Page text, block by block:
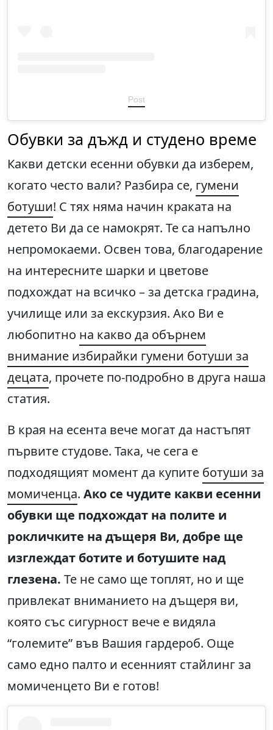
Post
Обувки за дъжд и студено време
Какви детски есенни обувки да изберем,
когато често вали? Разбира се, гумени
ботуши! С тях няма начин краката на
детето Ви да се намокрят. Те са напълно
непромокаеми. Освен това, благодарение
на интересните шарки и цветове
подхождат на всичко – за детска градина,
училище или за екскурзия. Ако Ви е
любопитно на какво да обърнем
внимание избирайки гумени ботуши за
децата, прочете по-подробно в друга наша
статия.
В края на есента вече могат да настъпят
първите студове. Така, че сега е
подходящият момент да купите ботуши за
момиченца. Ако се чудите какви есенни
обувки ще подхождат на полите и
рокличките на дъщеря Ви, добре ще
изглеждат ботите и ботушите над
глезена. Те не само ще топлят, но и ще
привлекат вниманието на дъщеря ви,
която със сигурност вече е видяла
“големите” във Вашия гардероб. Още
само едно палто и есенният стайлинг за
момиченцето Ви е готов!